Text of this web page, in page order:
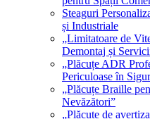
Steaguri
și Industriale
„Limitatoare de
Demontaj și
„Plăcuțe ADR
Periculoase în
„Plăcuțe Braille
Nevăzători”
„Plăcuțe de